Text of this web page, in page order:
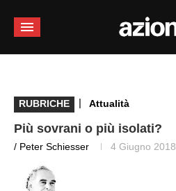
RUBRICHE | Attualità
Più sovrani o più isolati?
/ Peter Schiesser 4 Giugno 2018